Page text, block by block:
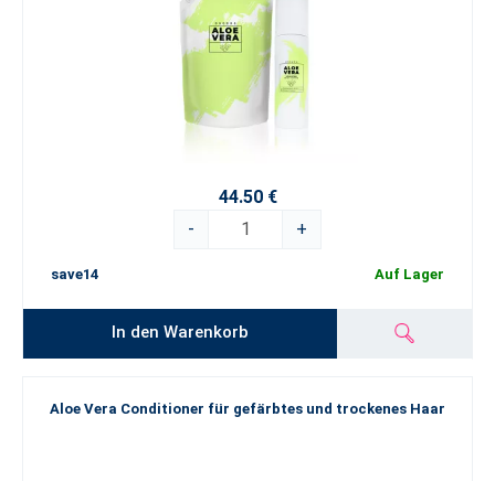
44.50 €
-
+
save14 Auf Lager
In den Warenkorb
Aloe Vera Conditioner für gefärbtes und trockenes Haar